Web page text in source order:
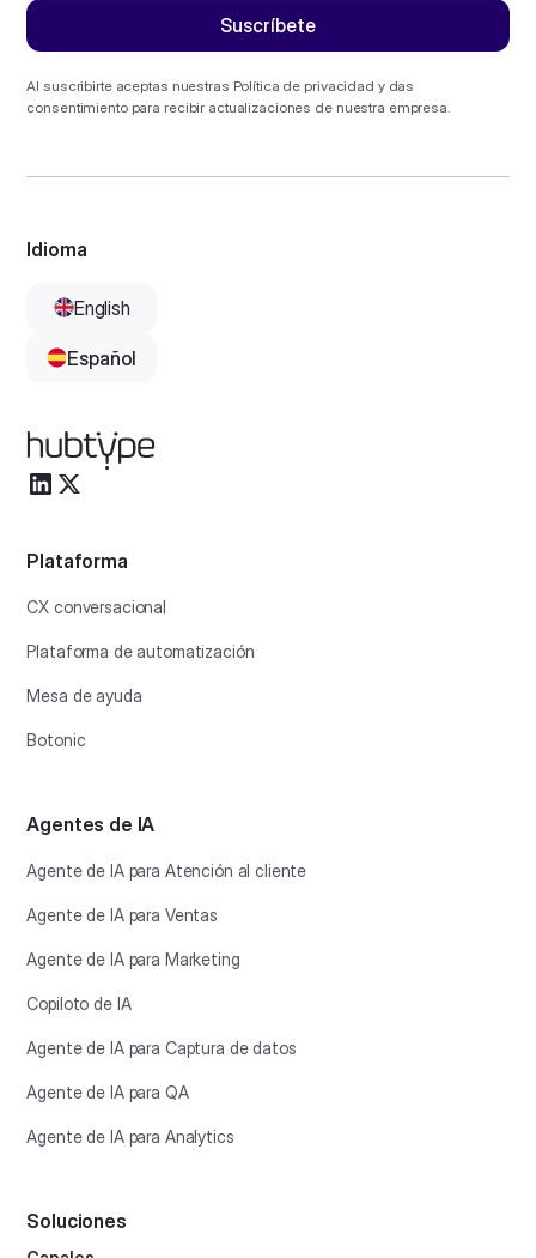
Al suscribirte aceptas nuestras Política de privacidad y das
consentimiento para recibir actualizaciones de nuestra empresa.
Plataforma
CX conversacional
Plataforma de automatización
Mesa de ayuda
Botonic
Agentes de IA
Agente de IA para Atención al cliente
Agente de IA para Ventas
Agente de IA para Marketing
Copiloto de IA
Agente de IA para Captura de datos
Agente de IA para QA
Agente de IA para Analytics
Soluciones
Idioma
English
Español